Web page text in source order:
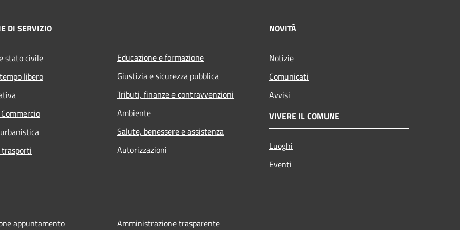
DI SERVIZIO
stato civile
libero
Educazione e formazione
Giustizia e sicurezza pubblica
Tributi, finanze e contravvenzioni
Ambiente
Salute, benessere e assistenza
Autorizzazioni
NOVITÀ
Notizie
Comunicati
Avvisi
VIVERE IL COMUNE
Luoghi
Eventi
appuntamento Amministrazione trasparente